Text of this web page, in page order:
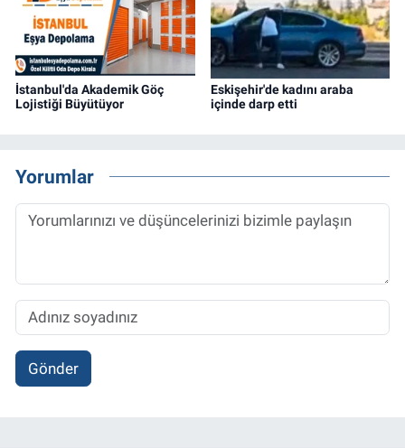
İstanbul'da Akademik Göç
Lojistiği Büyütüyor
Eskişehir'de kadını araba
içinde darp etti
Yorumlar
Gönder